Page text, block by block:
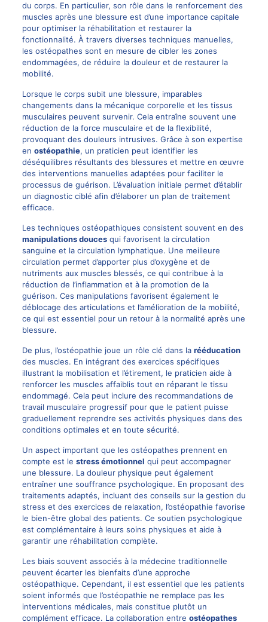
du corps. En particulier, son rôle dans le renforcement des
muscles après une blessure est d’une importance capitale
pour optimiser la réhabilitation et restaurer la
fonctionnalité. À travers diverses techniques manuelles,
les ostéopathes sont en mesure de cibler les zones
endommagées, de réduire la douleur et de restaurer la
mobilité.
Lorsque le corps subit une blessure, imparables
changements dans la mécanique corporelle et les tissus
musculaires peuvent survenir. Cela entraîne souvent une
réduction de la force musculaire et de la flexibilité,
provoquant des douleurs intrusives. Grâce à son expertise
en ostéopathie, un praticien peut identifier les
déséquilibres résultants des blessures et mettre en œuvre
des interventions manuelles adaptées pour faciliter le
processus de guérison. L’évaluation initiale permet d’établir
un diagnostic ciblé afin d’élaborer un plan de traitement
efficace.
Les techniques ostéopathiques consistent souvent en des
manipulations doucesqui favorisent la circulation
sanguine et la circulation lymphatique. Une meilleure
circulation permet d’apporter plus d’oxygène et de
nutriments aux muscles blessés, ce qui contribue à la
réduction de l’inflammation et à la promotion de la
guérison. Ces manipulations favorisent également le
déblocage des articulations et l’amélioration de la mobilité,
ce qui est essentiel pour un retour à la normalité après une
blessure.
De plus, l’ostéopathie joue un rôle clé dans la rééducation
des muscles. En intégrant des exercices spécifiques
illustrant la mobilisation et l’étirement, le praticien aide à
renforcer les muscles affaiblis tout en réparant le tissu
endommagé. Cela peut inclure des recommandations de
travail musculaire progressif pour que le patient puisse
graduellement reprendre ses activités physiques dans des
conditions optimales et en toute sécurité.
Un aspect important que les ostéopathes prennent en
compte est le stress émotionnel qui peut accompagner
une blessure. La douleur physique peut également
entraîner une souffrance psychologique. En proposant des
traitements adaptés, incluant des conseils sur la gestion du
stress et des exercices de relaxation, l’ostéopathie favorise
le bien-être global des patients. Ce soutien psychologique
est complémentaire à leurs soins physiques et aide à
garantir une réhabilitation complète.
Les biais souvent associés à la médecine traditionnelle
peuvent écarter les bienfaits d’une approche
ostéopathique. Cependant, il est essentiel que les patients
soient informés que l’ostéopathie ne remplace pas les
interventions médicales, mais constitue plutôt un
complément efficace. La collaboration entre ostéopathes